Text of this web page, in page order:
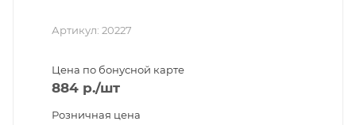
Артикул: 20227
Цена по бонусной карте
884 р./шт
Розничная цена